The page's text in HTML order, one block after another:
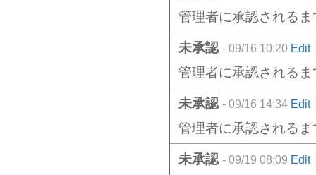
管理者に承認される
未承認 - 09/16 10:20 Edit
管理者に承認される
未承認 - 09/16 14:34 Edit
管理者に承認される
未承認 - 09/19 08:09 Edit